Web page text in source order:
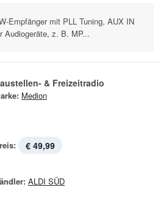
Empfänger mit PLL Tuning, AUX IN
Audiogeräte, z. B. MP...
& Freizeitradio
Medion
€ 49,99
ALDI SÜD